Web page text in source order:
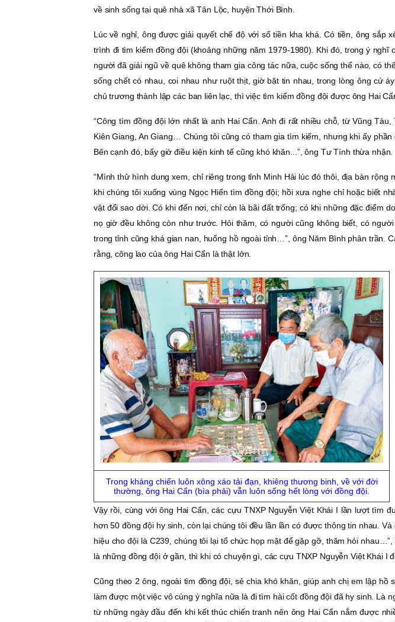
về sinh sống tại quê nhà xã Tân Lộc, huyện Thới Bình.
Lúc về nghỉ, ông được giải quyết chế độ với số tiền kha khá. Có tiền, ông sắp
trình đi tìm kiếm đồng đội (khoảng những năm 1979-1980). Khi đó, trong ý nghĩ
người đã giải ngũ về quê không tham gia công tác nữa, cuộc sống thế nào, có
sống chết có nhau, coi nhau như ruột thịt, giờ bặt tin nhau, trong lòng ông cứ
chủ trương thành lập các ban liên lạc, thì việc tìm kiếm đồng đội được ông Hai
“Công tìm đồng đội lớn nhất là anh Hai Cẩn. Anh đi rất nhiều chỗ, từ Vũng
Kiên Giang, An Giang… Chúng tôi cũng có tham gia tìm kiếm, nhưng khi ấy
Bên cạnh đó, bấy giờ điều kiện kinh tế cũng khó khăn...”, ông Tư Tính thừa nhận.
“Mình thử hình dung xem, chỉ riêng trong tỉnh Minh Hải lúc đó thôi, địa bàn
khi chúng tôi xuống vùng Ngọc Hiển tìm đồng đội; hồi xưa nghe chỉ hoặc biết
vật đổi sao dời. Có khi đến nơi, chỉ còn là bãi đất trống; có khi những đặc điểm
nọ giờ đều không còn như trước. Hỏi thăm, có người cũng không biết, có
trong tỉnh cũng khá gian nan, huống hồ ngoài tỉnh…”, ông Năm Bình phân trần.
rằng, công lao của ông Hai Cẩn là thật lớn.
Trong kháng chiến luôn xông xáo tải đạn, khiêng thương binh, về với đời
thường, ông Hai Cẩn (bìa phải) vẫn luôn sống hết lòng với đồng đội.
Vậy rồi, cùng với ông Hai Cẩn, các cựu TNXP Nguyễn Việt Khái I lần lượt tìm
hơn 50 đồng đội hy sinh, còn lại chúng tôi đều lần lần có được thông tin nhau.
hiệu cho đội là C239, chúng tôi lại tổ chức họp mặt để gặp gỡ, thăm hỏi
là những đồng đội ở gần, thì khi có chuyện gì, các cựu TNXP Nguyễn Việt Khái I
Cũng theo 2 ông, ngoài tìm đồng đội, sẻ chia khó khăn, giúp anh chị em lập hồ
làm được một việc vô cùng ý nghĩa nữa là đi tìm hài cốt đồng đội đã hy sinh. Là
từ những ngày đầu đến khi kết thúc chiến tranh nên ông Hai Cẩn nắm được